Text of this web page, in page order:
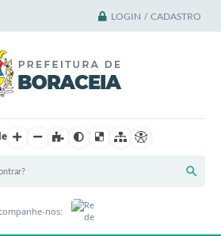
LOGIN / CADASTRO
nos: